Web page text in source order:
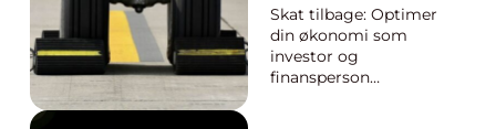
undgå uønskede
overraskelser ved
årets...
investorer og
finansfolk
Skat tilbage: Optimer
din økonomi som
investor og
finansperson